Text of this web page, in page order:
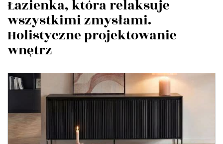
Łazienka, która relaksuje
wszystkimi zmysłami.
Holistyczne projektowanie
wnętrz